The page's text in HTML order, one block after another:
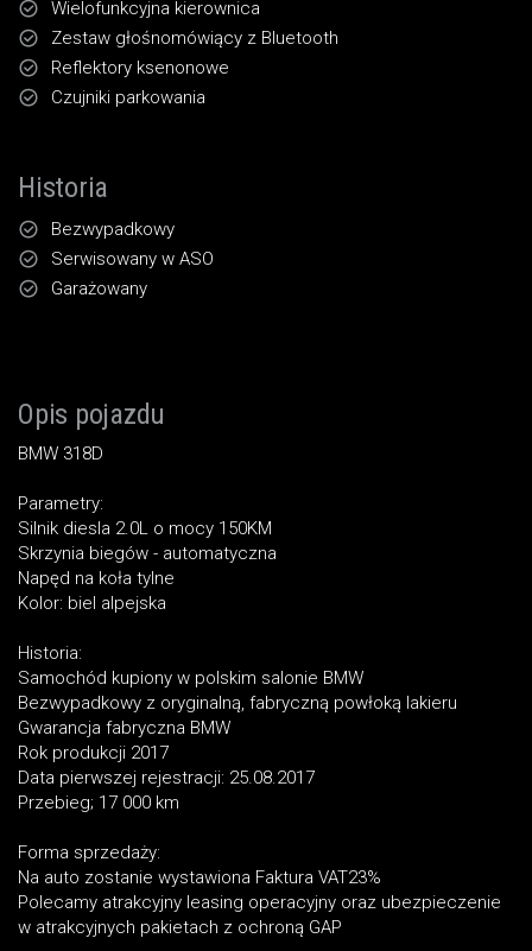
Wielofunkcyjna kierownica
Zestaw głośnomówiący z Bluetooth
Reflektory ksenonowe
Czujniki parkowania
Historia
Bezwypadkowy
Serwisowany w ASO
Garażowany
Opis pojazdu
BMW 318D
Parametry:
Silnik diesla 2.0L o mocy 150KM
Skrzynia biegów - automatyczna
Napęd na koła tylne
Kolor: biel alpejska
Historia:
Samochód kupiony w polskim salonie BMW
Bezwypadkowy z oryginalną, fabryczną powłoką lakieru
Gwarancja fabryczna BMW
Rok produkcji 2017
Data pierwszej rejestracji: 25.08.2017
Przebieg; 17 000 km
Forma sprzedaży:
Na auto zostanie wystawiona Faktura VAT23%
Polecamy atrakcyjny leasing operacyjny oraz ubezpieczenie
w atrakcyjnych pakietach z ochroną GAP